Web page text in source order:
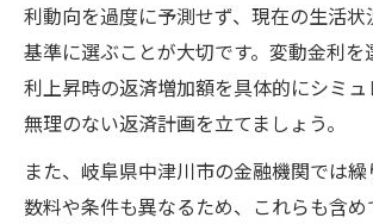
利動向を過度に予測せず、現在の生活状
基準に選ぶことが大切です。変動金利を
利上昇時の返済増加額を具体的にシミュ
無理のない返済計画を立てましょう。
また、岐阜県中津川市の金融機関では
数料や条件も異なるため、これらも含